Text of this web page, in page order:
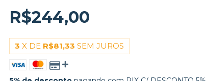
R$244,00
3 X DE R$81,33 SEM JUROS